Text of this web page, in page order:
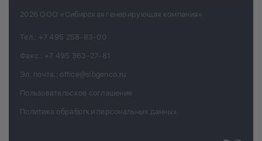
2026 ООО «Сибирская генерирующая компания»
Тел.: +7 495 258-83-00
Факс.: +7 495 363-27-81
Эл. почта.: office@sibgenco.ru
Пользовательское соглашение
Политика обработки персональных данных